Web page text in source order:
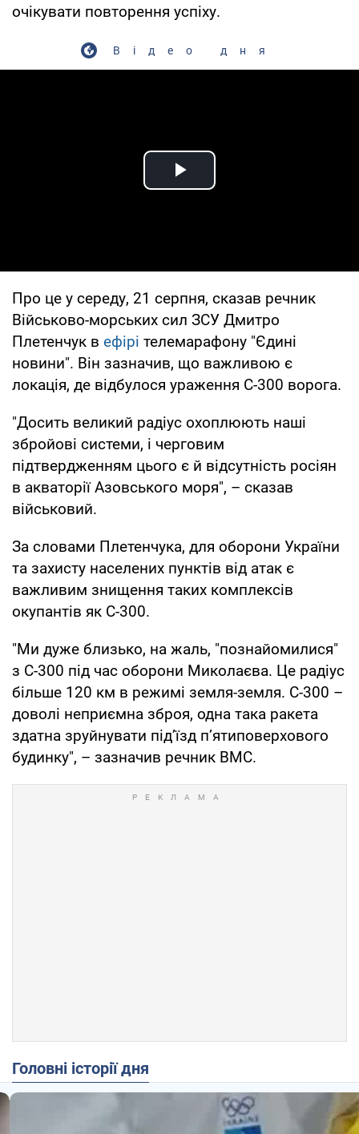
очікувати повторення успіху.
Відео дня
Play Video
Про це у середу, 21 серпня, сказав речник
Військово-морських сил ЗСУ Дмитро
Плетенчук в ефірі телемарафону "Єдині
новини". Він зазначив, що важливою є
локація, де відбулося ураження С-300 ворога.
"Досить великий радіус охоплюють наші
збройові системи, і черговим
підтвердженням цього є й відсутність росіян
в акваторії Азовського моря", – сказав
військовий.
За словами Плетенчука, для оборони України
та захисту населених пунктів від атак є
важливим знищення таких комплексів
окупантів як С-300.
"Ми дуже близько, на жаль, "познайомилися"
з С-300 під час оборони Миколаєва. Це радіус
більше 120 км в режимі земля-земля. С-300 –
доволі неприємна зброя, одна така ракета
здатна зруйнувати під’їзд п’ятиповерхового
будинку", – зазначив речник ВМС.
Головні історії дня